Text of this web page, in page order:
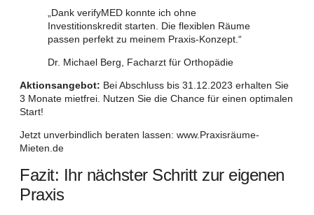
„Dank verifyMED konnte ich ohne
Investitionskredit starten. Die flexiblen Räume
passen perfekt zu meinem Praxis-Konzept.“
Dr. Michael Berg, Facharzt für Orthopädie
Aktionsangebot: Bei Abschluss bis 31.12.2023 erhalten Sie
3 Monate mietfrei. Nutzen Sie die Chance für einen optimalen
Start!
Jetzt unverbindlich beraten lassen: www.Praxisräume-
Mieten.de
Fazit: Ihr nächster Schritt zur eigenen
Praxis